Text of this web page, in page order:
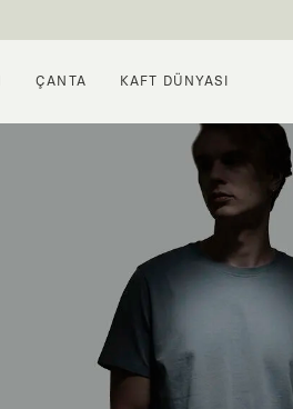
ÇANTA KAFT DÜNYASI